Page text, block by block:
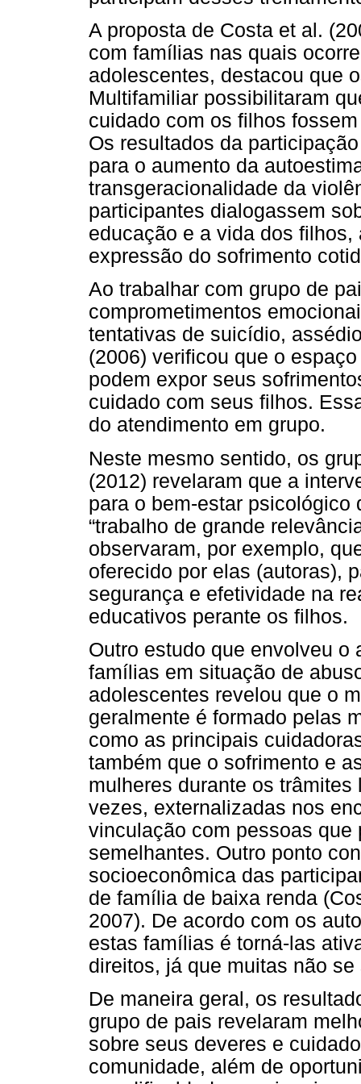
A proposta de Costa et al.
com famílias nas quais
adolescentes, destacou que
Multifamiliar possibilitaram
cuidado com os filhos
Os resultados da
para o aumento da
transgeracionalidade da
participantes dialogassem
educação e a vida dos
expressão do sofrimento
Ao trabalhar com grupo de
comprometimentos
tentativas de suicídio,
(2006) verificou que o
podem expor seus
cuidado com seus filhos.
do atendimento em grupo.
Neste mesmo sentido, os
(2012) revelaram que a
para o bem-estar
“trabalho de grande
observaram, por exemplo,
oferecido por elas (autoras),
segurança e efetividade na
educativos perante os filhos.
Outro estudo que envolveu o
famílias em situação de
adolescentes revelou que o
geralmente é formado pelas
como as principais
também que o sofrimento e
mulheres durante os
vezes, externalizadas nos
vinculação com pessoas que
semelhantes. Outro ponto
socioeconômica das
de família de baixa renda
2007). De acordo com os
estas famílias é torná-las
direitos, já que muitas não
De maneira geral, os
grupo de pais revelaram
sobre seus deveres e
comunidade, além de